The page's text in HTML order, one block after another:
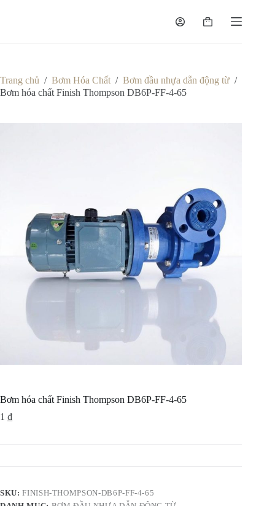
Giỏ
Trang chủ / Bơm Hóa Chất / Bơm đầu nhựa dẫn động từ /
Bơm hóa chất Finish Thompson DB6P-FF-4-65
Bơm hóa chất Finish Thompson DB6P-FF-4-65
1 ₫
SKU:FINISH-THOMPSON-DB6P-FF-4-65